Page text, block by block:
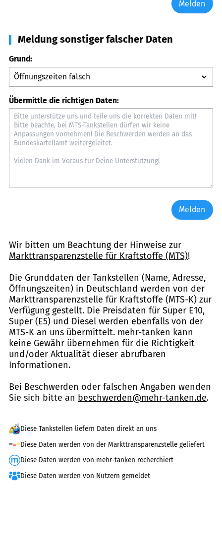
Melden
Meldung sonstiger falscher Daten
Grund:
Übermittle die richtigen Daten:
Melden
Wir bitten um Beachtung der Hinweise zur
Markttransparenzstelle für Kraftstoffe (MTS)!
Die Grunddaten der Tankstellen (Name, Adresse,
Öffnungszeiten) in Deutschland werden von der
Markttransparenzstelle für Kraftstoffe (MTS-K) zur
Verfügung gestellt. Die Preisdaten für Super E10,
Super (E5) und Diesel werden ebenfalls von der
MTS-K an uns übermittelt. mehr-tanken kann
keine Gewähr übernehmen für die Richtigkeit
und/oder Aktualität dieser abrufbaren
Informationen.
Bei Beschwerden oder falschen Angaben wenden
Sie sich bitte an beschwerden@mehr-tanken.de.
Diese Tankstellen liefern Daten direkt an uns
Diese Daten werden von der Markttransparenzstelle geliefert
Diese Daten werden von mehr-tanken recherchiert
Diese Daten werden von Nutzern gemeldet